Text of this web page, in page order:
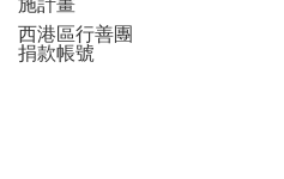
西港區行善團
捐款帳號